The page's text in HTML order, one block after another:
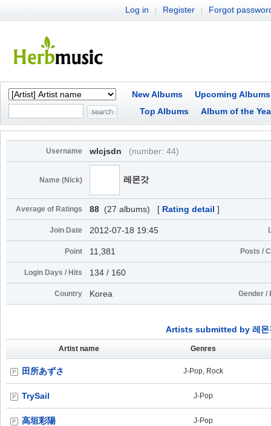
Log in | Register | Forgot
New Albums
Upcoming Albums
Top Albums
Album of the
Username wlcjsdn (number: 44)
Name (Nick) 레몬갓
Average of Ratings 88 (27 albums) [ Rating detail ]
Join Date 2012-07-18 19:45
Point 11,381 Posts /
Login Days / Hits 134 / 160
Country Korea Gender /
Artists submitted by 레몬
Artist name Genres
田所あずさ J-Pop, Rock
TrySail J-Pop
高垣彩陽 J-Pop